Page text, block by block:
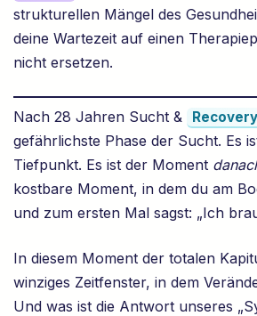
strukturellen Mängel des
deine Wartezeit auf einen
nicht ersetzen.
Nach 28 Jahren Sucht & Recovery
gefährlichste Phase der Sucht. Es
Tiefpunkt. Es ist der Moment
kostbare Moment, in dem du am
und zum ersten Mal sagst: „Ich
In diesem Moment der totalen
winziges Zeitfenster, in dem
Und was ist die Antwort unseres